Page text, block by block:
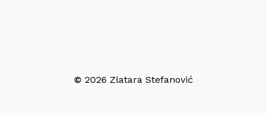
© 2026 Zlatara Stefanović